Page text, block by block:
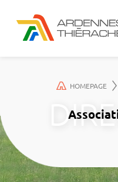
HOMEPAGE